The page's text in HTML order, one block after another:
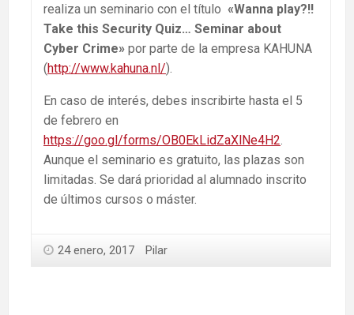
realiza un seminario con el título «Wanna play?!!
Take this Security Quiz… Seminar about
Cyber Crime» por parte de la empresa KAHUNA
(http://www.kahuna.nl/).
En caso de interés, debes inscribirte hasta el 5
de febrero en
https://goo.gl/forms/OB0EkLidZaXlNe4H2
Aunque el seminario es gratuito, las plazas son
limitadas. Se dará prioridad al alumnado inscrito
de últimos cursos o máster.
24 enero, 2017 Pilar